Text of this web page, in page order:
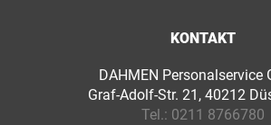
KONTAKT
DAHMEN Personalservice
Graf-Adolf-Str. 21, 40212
Tel.: 0211 8766780